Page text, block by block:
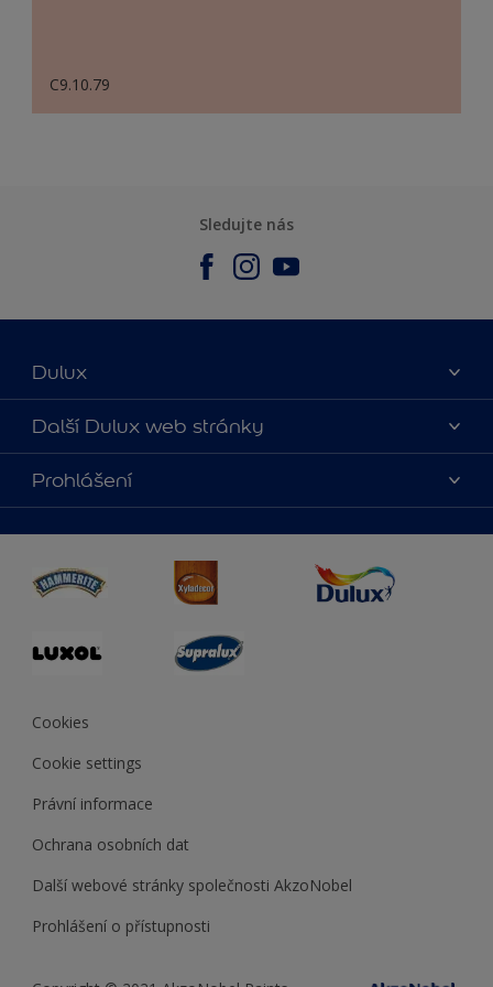
C9.10.79
Sledujte nás
Dulux
O nás
Kontaktujte nás
Najít obchod
Další Dulux web stránky
duluxmalir.cz
duluxmaliar.sk
duluxprodejnabarev.cz
duluxpredajnafarieb.sk
Prohlášení
Cookies
Cookie settings
Právní informace
Ochrana osobních dat
Další webové stránky společnosti AkzoNobel
Prohlášení o přístupnosti